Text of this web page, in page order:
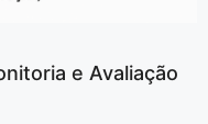
e Avaliação